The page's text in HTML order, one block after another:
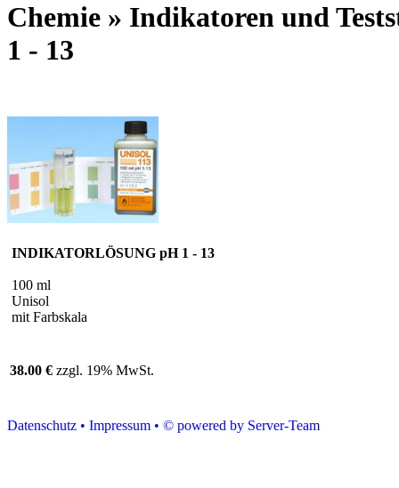
Chemie » Indikatoren und
1 - 13
INDIKATORLÖSUNG pH 1 - 13
100 ml
Unisol
mit Farbskala
38.00 € zzgl. 19% MwSt.
Datenschutz • Impressum • © powered by Server-Team